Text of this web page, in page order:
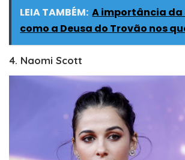
LEIA TAMBÉM: A importância da
como a Deusa do Trovão nos
4. Naomi Scott